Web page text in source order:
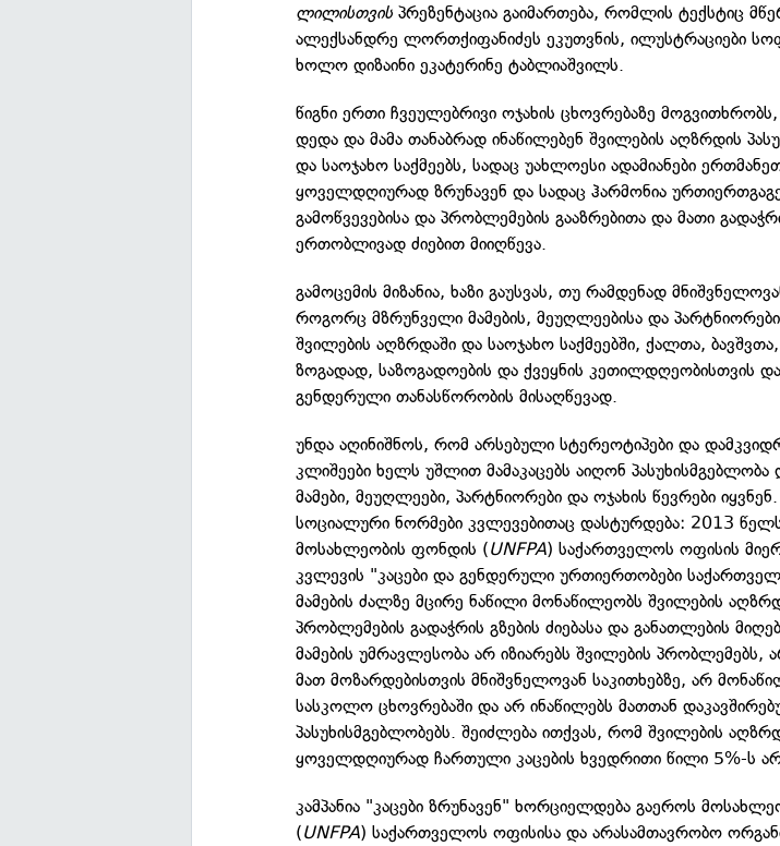
ლილისთვისპრეზენტაცია გაიმართება, რომლის ტექსტიც
ალექსანდრე ლორთქიფანიძეს ეკუთვნის, ილუსტრაციები
ხოლო დიზაინი ეკატერინე ტაბლიაშვილს.
წიგნი ერთი ჩვეულებრივი ოჯახის ცხოვრებაზე
დედა და მამა თანაბრად ინაწილებენ შვილების აღზრდის
და საოჯახო საქმეებს, სადაც უახლოესი ადამიანები
ყოველდღიურად ზრუნავენ და სადაც ჰარმონია
გამოწვევებისა და პრობლემების გააზრებითა და მათი
ერთობლივად ძიებით მიიღწევა.
გამოცემის მიზანია, ხაზი გაუსვას, თუ რამდენად
როგორც მზრუნველი მამების, მეუღლეებისა და
შვილების აღზრდაში და საოჯახო საქმეებში, ქალთა,
ზოგადად, საზოგადოების და ქვეყნის კეთილდღეობისთვის
გენდერული თანასწორობის მისაღწევად.
უნდა აღინიშნოს, რომ არსებული სტერეოტიპები და
კლიშეები ხელს უშლით მამაკაცებს აიღონ
მამები, მეუღლეები, პარტნიორები და ოჯახის წევრები
სოციალური ნორმები კვლევებითაც დასტურდება: 2013
მოსახლეობის ფონდის (UNFPA) საქართველოს ოფისის
კვლევის "კაცები და გენდერული ურთიერთობები
მამების ძალზე მცირე ნაწილი მონაწილეობს შვილების
პრობლემების გადაჭრის გზების ძიებასა და განათლების
მამების უმრავლესობა არ იზიარებს შვილების პრობლემებს,
მათ მოზარდებისთვის მნიშვნელოვან საკითხებზე, არ
სასკოლო ცხოვრებაში და არ ინაწილებს მათთან
პასუხისმგებლობებს. შეიძლება ითქვას, რომ შვილების
ყოველდღიურად ჩართული კაცების ხვედრითი წილი 5%-ს არ
კამპანია "კაცები ზრუნავენ" ხორციელდება გაეროს
(UNFPA) საქართველოს ოფისისა და არასამთავრობო